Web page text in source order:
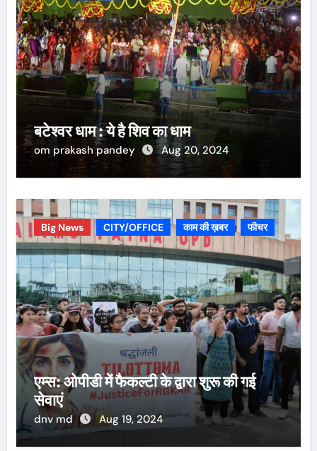
बटेश्वर धाम : ये है शिव का धाम
om prakash pandey Aug 20, 2024
Big News CITY/OFFICE काम की ख़बर फीचर
एम्स: ओपीडी में फैकल्टी के द्वारा शुरू की गई
सेवाएं
dnv md Aug 19, 2024